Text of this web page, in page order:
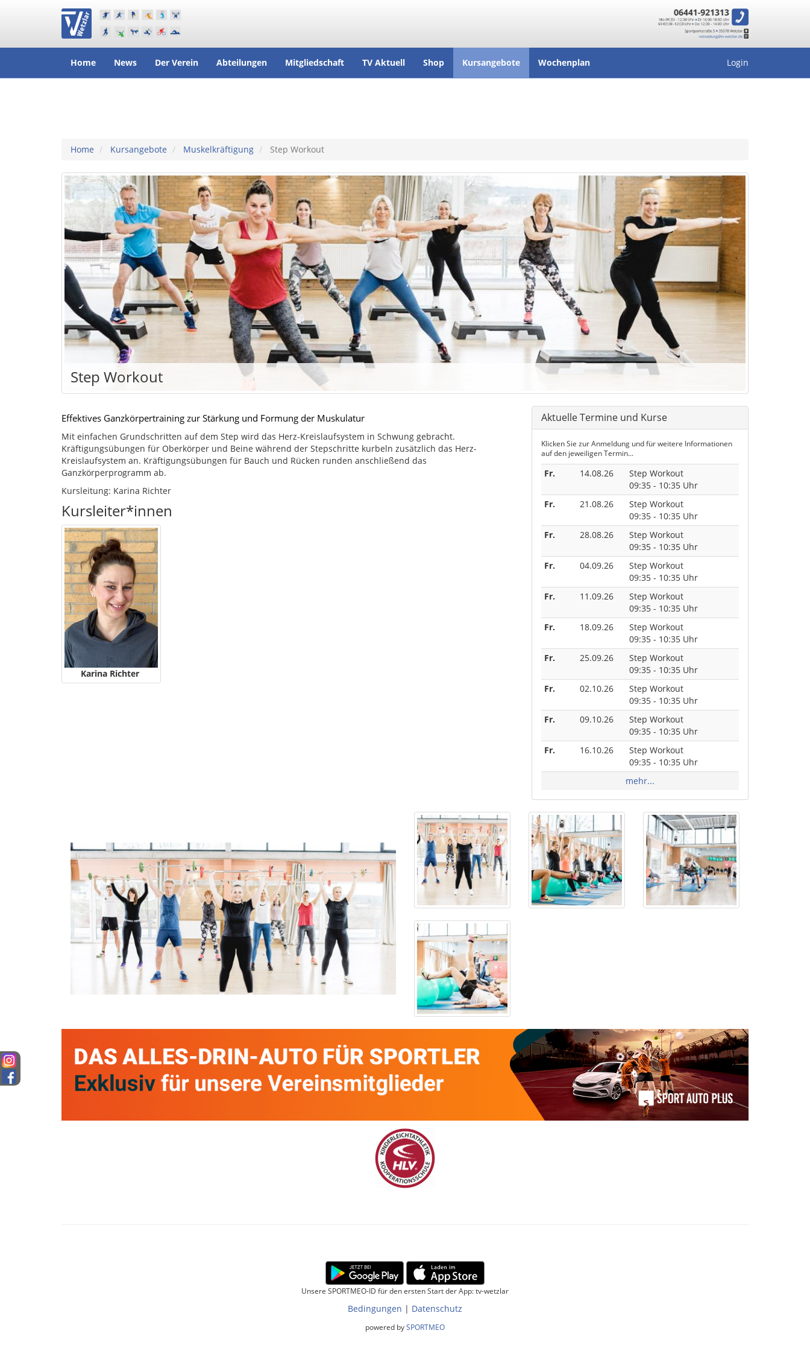
Home News Der Verein Abteilungen Mitgliedschaft TV Aktuell Shop Kursangebote Wochenplan Login
Home Kursangebote Muskelkräftigung Step Workout
Step Workout
Effektives Ganzkörpertraining zur Stärkung und Formung der Muskulatur
Mit einfachen Grundschritten auf dem Step wird das Herz-Kreislaufsystem in Schwung gebracht.
Kräftigungsübungen für Oberkörper und Beine während der Stepschritte kurbeln zusätzlich das Herz-
Kreislaufsystem an. Kräftigungsübungen für Bauch und Rücken runden anschließend das
Ganzkörperprogramm ab.
Kursleitung: Karina Richter
Kursleiter*innen
Karina Richter
Aktuelle Termine und Kurse
Klicken Sie zur Anmeldung und für weitere Informationen
auf den jeweiligen Termin...
Fr. 14.08.26
Step Workout
09:35 - 10:35 Uhr
Fr.
21.08.26
Step Workout
09:35 - 10:35 Uhr
Fr.
28.08.26
Step Workout
09:35 - 10:35 Uhr
Fr.
04.09.26
Step Workout
09:35 - 10:35 Uhr
Fr.
11.09.26
Step Workout
09:35 - 10:35 Uhr
Fr.
18.09.26
Step Workout
09:35 - 10:35 Uhr
Fr.
25.09.26
Step Workout
09:35 - 10:35 Uhr
Fr.
02.10.26
Step Workout
09:35 - 10:35 Uhr
Fr.
09.10.26
Step Workout
09:35 - 10:35 Uhr
Fr.
16.10.26
Step Workout
09:35 - 10:35 Uhr
mehr...
Unsere SPORTMEO-ID für den ersten Start der App: tv-wetzlar
Bedingungen | Datenschutz
powered bySPORTMEO